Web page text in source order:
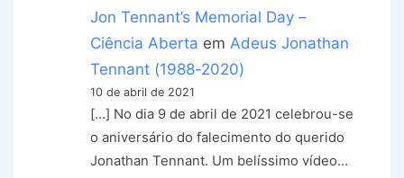
Jon Tennant’s Memorial Day –
Ciência Aberta emAdeus Jonathan
Tennant (1988-2020)
10 de abril de 2021
[…] No dia 9 de abril de 2021 celebrou-se
o aniversário do falecimento do querido
Jonathan Tennant. Um belíssimo vídeo…